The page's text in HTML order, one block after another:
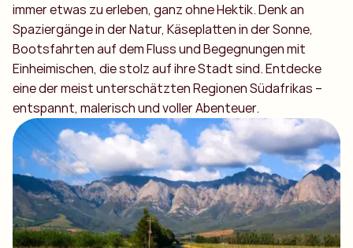
immer etwas zu erleben, ganz ohne Hektik. Denk an
Spaziergänge in der Natur, Käseplatten in der Sonne,
Bootsfahrten auf dem Fluss und Begegnungen mit
Einheimischen, die stolz auf ihre Stadt sind. Entdecke
eine der meist unterschätzten Regionen Südafrikas –
entspannt, malerisch und voller Abenteuer.